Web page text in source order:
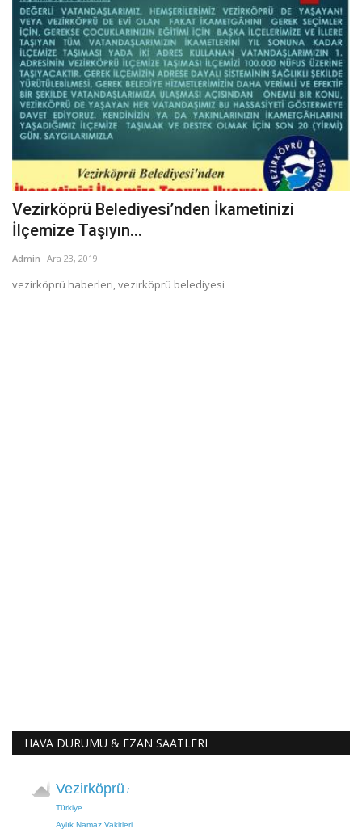
Vezirköprü Belediyesi’nden İkametinizi
İlçemize Taşıyın...
Admin Ara 23, 2019
vezirköprü haberleri, vezirköprü belediyesi
HAVA DURUMU & EZAN SAATLERI